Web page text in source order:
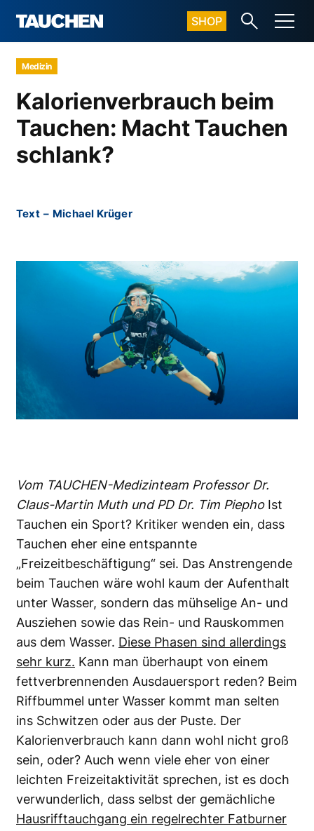
SHOP
Medizin
Kalorienverbrauch beim
Tauchen: Macht Tauchen
schlank?
Text – Michael Krüger
Vom TAUCHEN-Medizinteam Professor Dr.
Claus-Martin Muth und PD Dr. Tim PiephoIst
Tauchen ein Sport? Kritiker wenden ein, dass
Tauchen eher eine entspannte
„Freizeitbeschäftigung“ sei. Das Anstrengende
beim Tauchen wäre wohl kaum der Aufenthalt
unter Wasser, sondern das mühselige An- und
Ausziehen sowie das Rein- und Rauskommen
aus dem Wasser. Diese Phasen sind allerdings
sehr kurz. Kann man überhaupt von einem
fettverbrennenden Ausdauersport reden? Beim
Riffbummel unter Wasser kommt man selten
ins Schwitzen oder aus der Puste. Der
Kalorienverbrauch kann dann wohl nicht groß
sein, oder? Auch wenn viele eher von einer
leichten Freizeitaktivität sprechen, ist es doch
verwunderlich, dass selbst der gemächliche
Hausrifftauchgang ein regelrechter Fatburner